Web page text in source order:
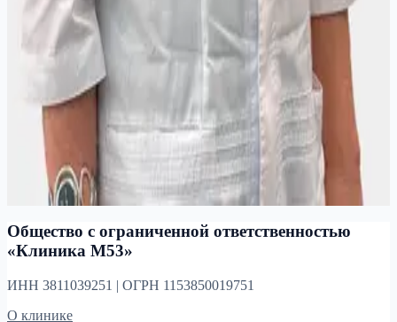
Сергеева Людмила
Владимировна
Врач‑гастроэнтеролог
Стаж 21 год
Глазунова Анна
Геннадьевна
Врач‑гастроэнтеролог
Стаж 9 лет
Таргашина Татьяна
Борисовна
Врач‑гастроэнтеролог
Стаж 34 года
Общество с ограниченной ответственностью
«Клиника М53»
ИНН 3811039251 | ОГРН 1153850019751
О клинике